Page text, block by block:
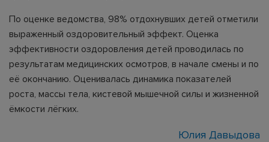
По оценке ведомства, 98% отдохнувших детей отметили
выраженный оздоровительный эффект. Оценка
эффективности оздоровления детей проводилась по
результатам медицинских осмотров, в начале смены и по
её окончанию. Оценивалась динамика показателей
роста, массы тела, кистевой мышечной силы и жизненной
ёмкости лёгких.
Юлия Давыдова